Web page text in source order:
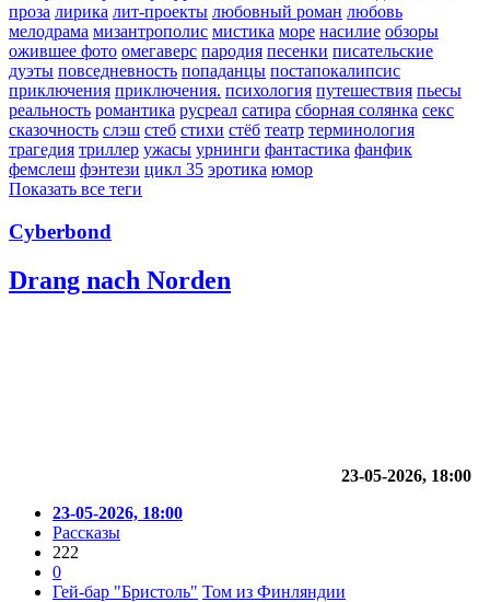
проза лирика лит-проекты любовный роман любовь
мелодрама мизантрополис мистика море насилие обзоры
ожившее фото омегаверс пародия песенки писательские
дуэты повседневность попаданцы постапокалипсис
приключения приключения. психология путешествия пьесы
реальность романтика русреал сатира сборная солянка секс
сказочность слэш стеб стихи стёб театр терминология
трагедия триллер ужасы урнинги фантастика фанфик
фемслеш фэнтези цикл 35 эротика юмор
Показать все теги
Cyberbond
Drang nach Norden
23-05-2026, 18:00
23-05-2026, 18:00
Рассказы
222
0
Гей-бар "Бристоль" Том из Финляндии